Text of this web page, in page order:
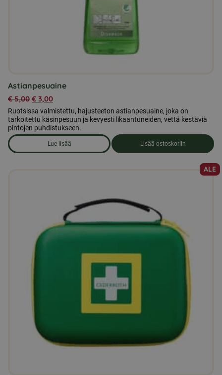
Astianpesuaine
€5,00 € 3,00
Ruotsissa valmistettu, hajusteeton astianpesuaine, joka on
tarkoitettu käsinpesuun ja kevyesti likaantuneiden, vettä kestäviä
pintojen puhdistukseen.
Lue lisää
om produkten Astianpesuaine
Lisää ostoskoriin
ALE